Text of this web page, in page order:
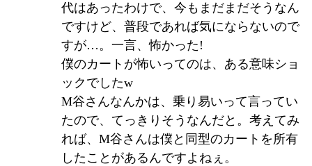
代はあったわけで、今もまだまだそうなん
ですけど、普段であれば気にならないので
すが…。一言、怖かった!
僕のカートが怖いってのは、ある意味ショ
ックでしたw
M谷さんなんかは、乗り易いって言ってい
たので、てっきりそうなんだと。考えてみ
れば、M谷さんは僕と同型のカートを所有
したことがあるんですよねぇ。